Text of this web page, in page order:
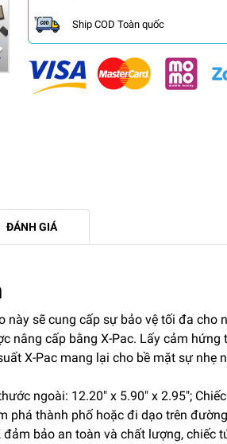
Ship COD Toàn quốc
ĐÁNH GIÁ
này sẽ cung cấp sự bảo vệ tối đa cho
nâng cấp bằng X-Pac. Lấy cảm hứng
X-Pac mang lại cho bề mặt sự nhẹ
ngoài: 12.20″ x 5.90″ x 2.95″;
phá thành phố hoặc đi dạo trên
đảm bảo an toàn và chất lượng, chiếc